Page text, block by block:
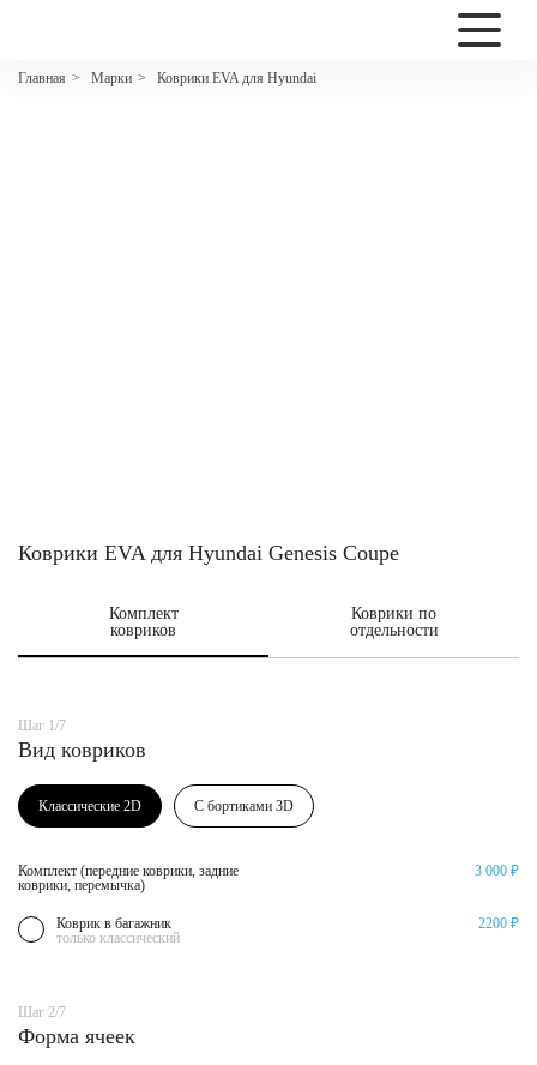
Главная > Марки > Коврики EVA для Hyundai
2200
Коврики EVA для Hyundai Genesis Coupe
Комплект
ковриков
Коврики по
отдельности
Шаг 1/7
Вид ковриков
Классические 2D С бортиками 3D
Комплект (передние коврики, задние
коврики, перемычка)
3 000 ₽
Коврик в багажник
только классический
2200 ₽
Шаг 2/7
Форма ячеек